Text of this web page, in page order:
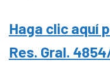
Haga clic aquí
Res. Gral.